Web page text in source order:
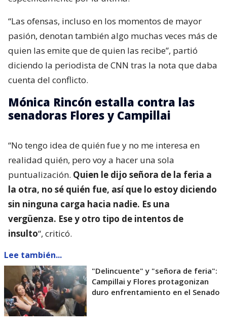
“Las ofensas, incluso en los momentos de mayor
pasión, denotan también algo muchas veces más de
quien las emite que de quien las recibe”, partió
diciendo la periodista de CNN tras la nota que daba
cuenta del conflicto.
Mónica Rincón estalla contra las
senadoras Flores y Campillai
“No tengo idea de quién fue y no me interesa en
realidad quién, pero voy a hacer una sola
puntualización. Quien le dijo señora de la feria a
la otra, no sé quién fue, así que lo estoy diciendo
sin ninguna carga hacia nadie. Es una
vergüenza. Ese y otro tipo de intentos de
insulto“, criticó.
Lee también...
"Delincuente" y "señora de feria":
Campillai y Flores protagonizan
duro enfrentamiento en el Senado